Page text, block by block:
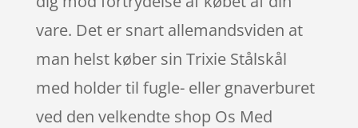
vare. Det er snart allemandsviden at
man helst køber sin Trixie Stålskål
med holder til fugle- eller gnaverburet
ved den velkendte shop Os Med